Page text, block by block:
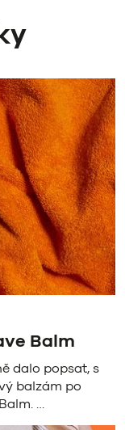
Balm
dalo popsat, s
balzám po
…